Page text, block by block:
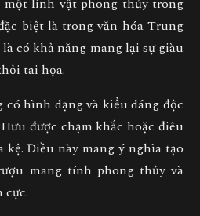
linh vật phong thủy trong
biệt là trong văn hóa Trung
có khả năng mang lại sự giàu
tai họa.
hình dạng và kiểu dáng độc
được chạm khắc hoặc điêu
kệ. Điều này mang ý nghĩa tạo
mang tính phong thủy và